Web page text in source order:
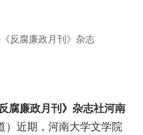
反腐廉政月刊》杂志
腐廉政月刊》杂志社河南
）近期，河南大学文学院